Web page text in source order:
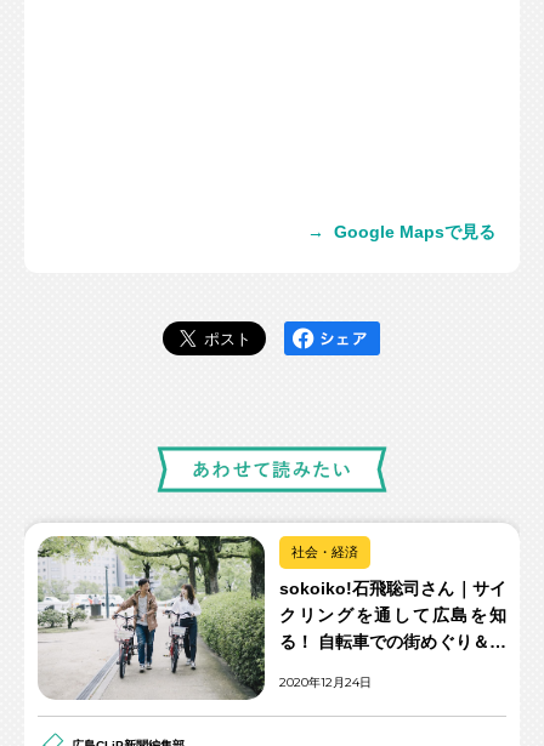
→ Google Mapsで見る
社会・経済
sokoiko!石飛聡司さん｜サイ
クリングを通して広島を知
る！ 自転車での街めぐり＆体
2020年12月24日